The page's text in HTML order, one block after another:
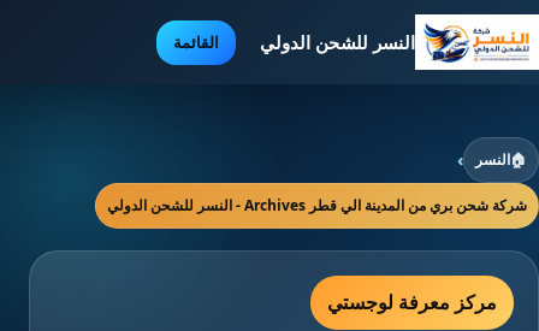
النسر للشحن الدولي القائمة
🏠النسر ›
شركة شحن بري من المدينة الي قطر Archives - النسر للشحن الدولي
مركز معرفة لوجستي